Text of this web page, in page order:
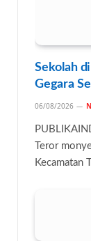
Sekolah
Gegara
06/08/2026
Teror
Kecamatan